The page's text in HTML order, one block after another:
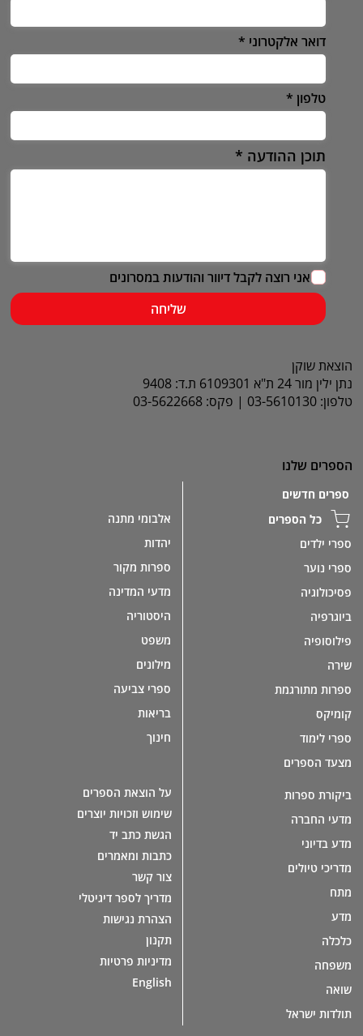
דואר אלקטרוני
טלפון
תוכן ההודעה
אני רוצה לקבל דיוור והודעות במסרונים
שליחה
הוצאת שוקן
נתן ילין מור 24 ת"א 6109301 ת.ד: 9408
טלפון: 03-5610130 | פקס: 03-5622668
הספרים שלנו
ספרים חדשים
כל הספרים
ספרי ילדים
ספרי נוער
פסיכולוגיה
ביוגרפיה
פילוסופיה
שירה
ספרות מתורגמת
קומיקס
ספרי לימוד
מצעד הספרים
ביקורת ספרות
מדעי החברה
מדע בדיוני
מדריכי טיולים
מתח
מדע
כלכלה
משפחה
שואה
תולדות ישראל
אלבומי מתנה
יהדות
ספרות מקור
מדעי המדינה
היסטוריה
משפט
מילונים
ספרי צביעה
בריאות
חינוך
על הוצאת הספרים
שימוש וזכויות יוצרים
הגשת כתב יד
כתבות ומאמרים
צור קשר
מדריך לספר דיגיטלי
הצהרת נגישות
תקנון
מדיניות פרטיות
English